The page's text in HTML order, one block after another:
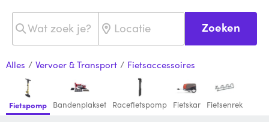
Zoeken
Alles / Vervoer & Transport / Fietsaccessoires
Fietspomp Bandenplakset Racefietspomp Fietskar Fietsenrek